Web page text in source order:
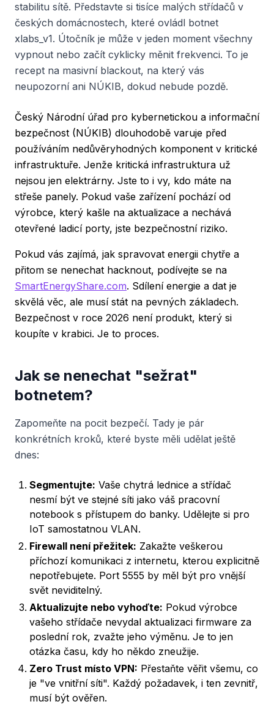
stabilitu sítě. Představte si tisíce malých střídačů v
českých domácnostech, které ovládl botnet
xlabs_v1. Útočník je může v jeden moment všechny
vypnout nebo začít cyklicky měnit frekvenci. To je
recept na masivní blackout, na který vás
neupozorní ani NÚKIB, dokud nebude pozdě.
Český Národní úřad pro kybernetickou a informační
bezpečnost (NÚKIB) dlouhodobě varuje před
používáním nedůvěryhodných komponent v kritické
infrastruktuře. Jenže kritická infrastruktura už
nejsou jen elektrárny. Jste to i vy, kdo máte na
střeše panely. Pokud vaše zařízení pochází od
výrobce, který kašle na aktualizace a nechává
otevřené ladicí porty, jste bezpečnostní riziko.
Pokud vás zajímá, jak spravovat energii chytře a
přitom se nenechat hacknout, podívejte se na
SmartEnergyShare.com. Sdílení energie a dat je
skvělá věc, ale musí stát na pevných základech.
Bezpečnost v roce 2026 není produkt, který si
koupíte v krabici. Je to proces.
Jak se nenechat "sežrat"
botnetem?
Zapomeňte na pocit bezpečí. Tady je pár
konkrétních kroků, které byste měli udělat ještě
dnes:
Segmentujte: Vaše chytrá lednice a střídač
nesmí být ve stejné síti jako váš pracovní
notebook s přístupem do banky. Udělejte si pro
IoT samostatnou VLAN.
Firewall není přežitek: Zakažte veškerou
příchozí komunikaci z internetu, kterou explicitně
nepotřebujete. Port 5555 by měl být pro vnější
svět neviditelný.
Aktualizujte nebo vyhoďte: Pokud výrobce
vašeho střídače nevydal aktualizaci firmware za
poslední rok, zvažte jeho výměnu. Je to jen
otázka času, kdy ho někdo zneužije.
Zero Trust místo VPN: Přestaňte věřit všemu, co
je "ve vnitřní síti". Každý požadavek, i ten zevnitř,
musí být ověřen.